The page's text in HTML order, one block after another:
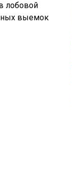
лобовой
выемок